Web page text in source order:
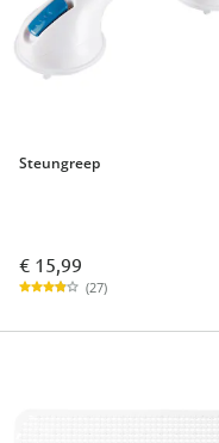
Steungreep
€ 15,99
(27)